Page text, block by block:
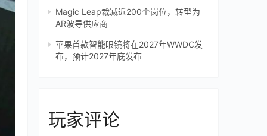
Magic Leap裁减近200个岗位，转型为
AR波导供应商
苹果首款智能眼镜将在2027年WWDC发
布，预计2027年底发布
玩家评论